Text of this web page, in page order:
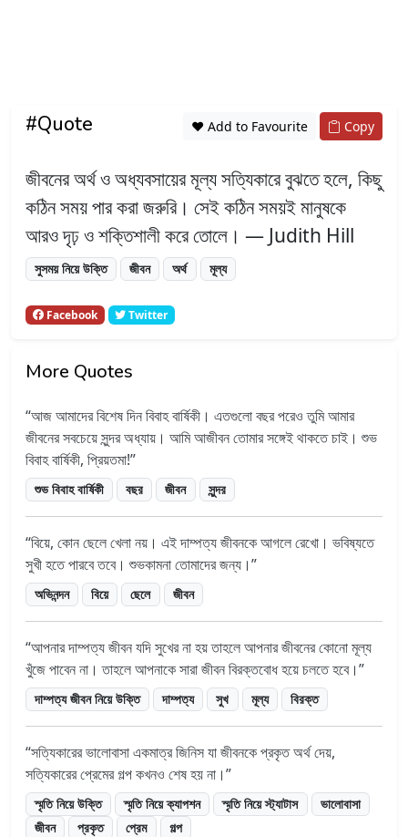
#Quote ❤️ Add to Favourite Copy
জীবনের অর্থ ও অধ্যবসায়ের মূল্য সত্যিকারে বুঝতে হলে, কিছু
কঠিন সময় পার করা জরুরি। সেই কঠিন সময়ই মানুষকে
আরও দৃঢ় ও শক্তিশালী করে তোলে। — Judith Hill
সুসময় নিয়ে উক্তি জীবন অর্থ মূল্য
Facebook Twitter
More Quotes
আজ আমাদের বিশেষ দিন বিবাহ বার্ষিকী। এতগুলো বছর পরেও তুমি আমার
জীবনের সবচেয়ে সুন্দর অধ্যায়। আমি আজীবন তোমার সঙ্গেই থাকতে চাই। শুভ
বিবাহ বার্ষিকী, প্রিয়তমা!
শুভ বিবাহ বার্ষিকী বছর জীবন সুন্দর
বিয়ে, কোন ছেলে খেলা নয়। এই দাম্পত্য জীবনকে আগলে রেখো। ভবিষ্যতে
সুখী হতে পারবে তবে। শুভকামনা তোমাদের জন্য।
অভিনন্দন বিয়ে ছেলে জীবন
আপনার দাম্পত্য জীবন যদি সুখের না হয় তাহলে আপনার জীবনের কোনো মূল্য
খুঁজে পাবেন না। তাহলে আপনাকে সারা জীবন বিরক্তবোধ হয়ে চলতে হবে।
দাম্পত্য জীবন নিয়ে উক্তি দাম্পত্য সুখ মূল্য বিরক্ত
সত্যিকারের ভালোবাসা একমাত্র জিনিস যা জীবনকে প্রকৃত অর্থ দেয়,
সত্যিকারের প্রেমের গল্প কখনও শেষ হয় না।
স্মৃতি নিয়ে উক্তি স্মৃতি নিয়ে ক্যাপশন স্মৃতি নিয়ে স্ট্যাটাস
ভালোবাসা
জীবন
প্রকৃত প্রেম গল্প